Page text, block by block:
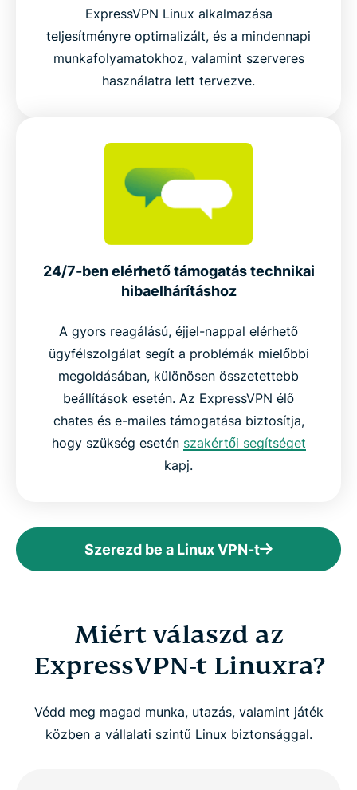
ExpressVPN Linux alkalmazása
teljesítményre optimalizált, és a mindennapi
munkafolyamatokhoz, valamint szerveres
használatra lett tervezve.
24/7-ben elérhető támogatás technikai
hibaelhárításhoz
A gyors reagálású, éjjel-nappal elérhető
ügyfélszolgálat segít a problémák mielőbbi
megoldásában, különösen összetettebb
beállítások esetén. Az ExpressVPN élő
chates és e-mailes támogatása biztosítja,
hogy szükség esetén szakértői segítséget
kapj.
Szerezd be a Linux VPN-t
Miért válaszd az
ExpressVPN-t Linuxra?
Védd meg magad munka, utazás, valamint játék
közben a vállalati szintű Linux biztonsággal.